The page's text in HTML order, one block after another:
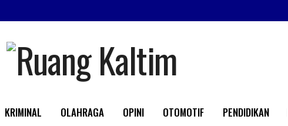
KRIMINAL OLAHRAGA OPINI OTOMOTIF PENDIDIKAN